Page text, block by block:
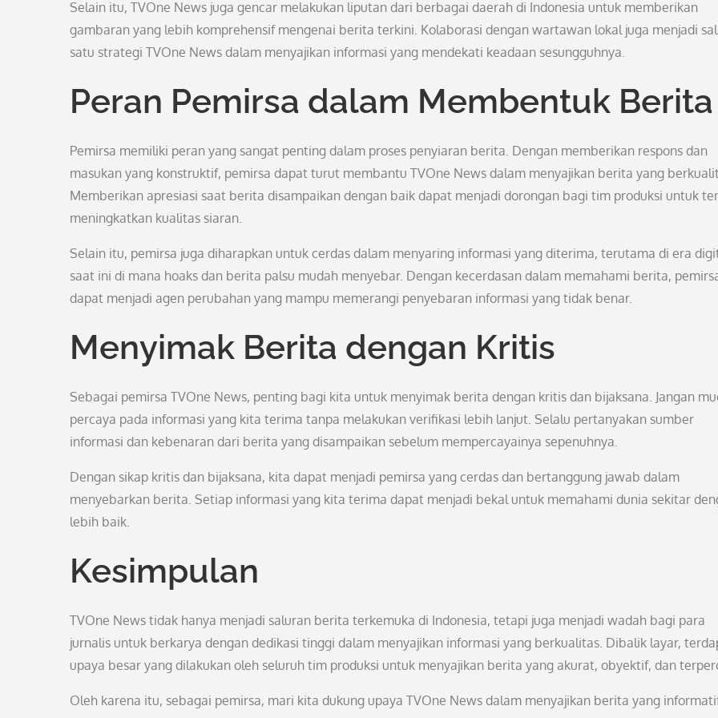
Selain itu, TVOne News juga gencar melakukan liputan dari berbagai daerah di Indonesia untuk memberikan
gambaran yang lebih komprehensif mengenai berita terkini. Kolaborasi dengan wartawan lokal juga menjadi
satu strategi TVOne News dalam menyajikan informasi yang mendekati keadaan sesungguhnya.
Peran Pemirsa dalam Membentuk Berita
Pemirsa memiliki peran yang sangat penting dalam proses penyiaran berita. Dengan memberikan respons dan
masukan yang konstruktif, pemirsa dapat turut membantu TVOne News dalam menyajikan berita yang
Memberikan apresiasi saat berita disampaikan dengan baik dapat menjadi dorongan bagi tim produksi untuk
meningkatkan kualitas siaran.
Selain itu, pemirsa juga diharapkan untuk cerdas dalam menyaring informasi yang diterima, terutama di era
saat ini di mana hoaks dan berita palsu mudah menyebar. Dengan kecerdasan dalam memahami berita,
dapat menjadi agen perubahan yang mampu memerangi penyebaran informasi yang tidak benar.
Menyimak Berita dengan Kritis
Sebagai pemirsa TVOne News, penting bagi kita untuk menyimak berita dengan kritis dan bijaksana. Jangan
percaya pada informasi yang kita terima tanpa melakukan verifikasi lebih lanjut. Selalu pertanyakan sumber
informasi dan kebenaran dari berita yang disampaikan sebelum mempercayainya sepenuhnya.
Dengan sikap kritis dan bijaksana, kita dapat menjadi pemirsa yang cerdas dan bertanggung jawab dalam
menyebarkan berita. Setiap informasi yang kita terima dapat menjadi bekal untuk memahami dunia sekitar
lebih baik.
Kesimpulan
TVOne News tidak hanya menjadi saluran berita terkemuka di Indonesia, tetapi juga menjadi wadah bagi para
jurnalis untuk berkarya dengan dedikasi tinggi dalam menyajikan informasi yang berkualitas. Dibalik layar,
upaya besar yang dilakukan oleh seluruh tim produksi untuk menyajikan berita yang akurat, obyektif, dan
Oleh karena itu, sebagai pemirsa, mari kita dukung upaya TVOne News dalam menyajikan berita yang